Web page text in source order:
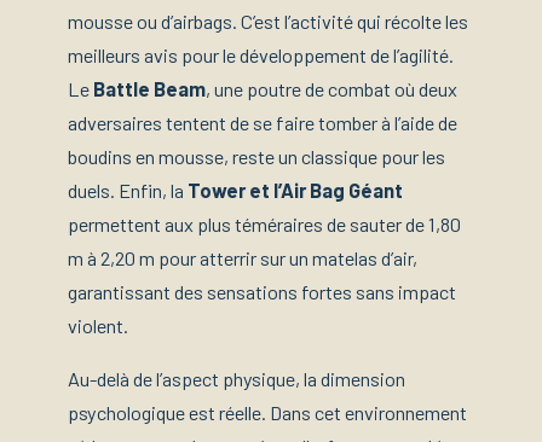
mousse ou d’airbags. C’est l’activité qui récolte les
meilleurs avis pour le développement de l’agilité.
Le Battle Beam, une poutre de combat où deux
adversaires tentent de se faire tomber à l’aide de
boudins en mousse, reste un classique pour les
duels. Enfin, la Tower et l’Air Bag Géant
permettent aux plus téméraires de sauter de 1,80
m à 2,20 m pour atterrir sur un matelas d’air,
garantissant des sensations fortes sans impact
violent.
Au-delà de l’aspect physique, la dimension
psychologique est réelle. Dans cet environnement